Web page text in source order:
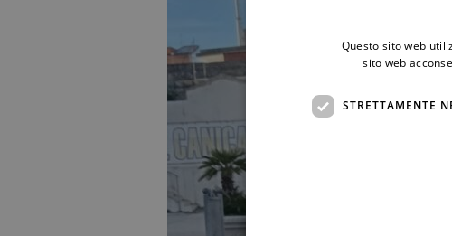
Questo sito web
sito web
STRETTAMENTE